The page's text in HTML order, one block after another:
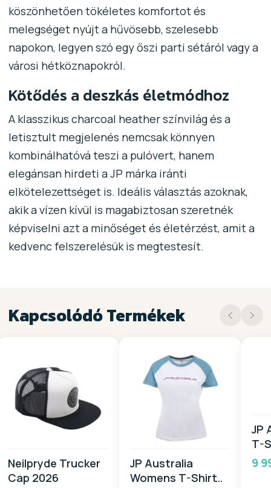
köszönhetően tökéletes komfortot és
melegséget nyújt a hűvösebb, szelesebb
napokon, legyen szó egy őszi parti sétáról vagy a
városi hétköznapokról.
Kötődés a deszkás életmódhoz
A klasszikus charcoal heatherszínvilág és a
letisztult megjelenés nemcsak könnyen
kombinálhatóvá teszi a pulóvert, hanem
elegánsan hirdeti a JP márka iránti
elkötelezettséget is. Ideális választás azoknak,
akik a vízen kívül is magabiztosan szeretnék
képviselni azt a minőséget és életérzést, amit a
kedvenc felszerelésük is megtestesít.
Kapcsolódó Termékek
Neilpryde Trucker
Cap 2026
JP Australia
Womens T-Shirt
JP
T-
9